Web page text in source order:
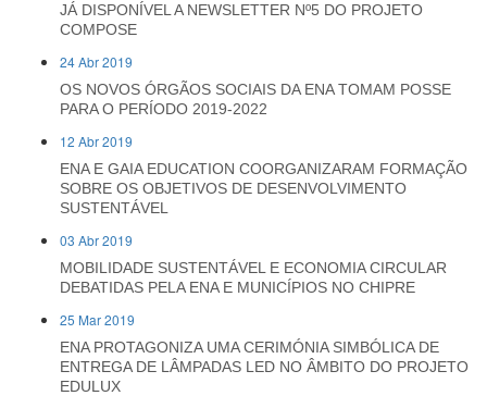
JÁ DISPONÍVEL A NEWSLETTER Nº5 DO PROJETO
COMPOSE
24 Abr 2019
OS NOVOS ÓRGÃOS SOCIAIS DA ENA TOMAM POSSE
PARA O PERÍODO 2019-2022
12 Abr 2019
ENA E GAIA EDUCATION COORGANIZARAM FORMAÇÃO
SOBRE OS OBJETIVOS DE DESENVOLVIMENTO
SUSTENTÁVEL
03 Abr 2019
MOBILIDADE SUSTENTÁVEL E ECONOMIA CIRCULAR
DEBATIDAS PELA ENA E MUNICÍPIOS NO CHIPRE
25 Mar 2019
ENA PROTAGONIZA UMA CERIMÓNIA SIMBÓLICA DE
ENTREGA DE LÂMPADAS LED NO ÂMBITO DO PROJETO
EDULUX